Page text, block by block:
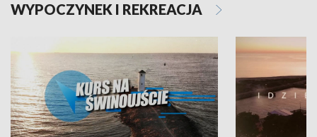
WYPOCZYNEK I REKREACJA